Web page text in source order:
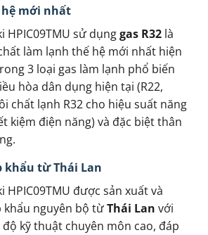
hệ mới nhất
HPIC09TMU sử dụnggas R32 là
làm lạnh thế hệ mới nhất hiện
3 loại gas làm lạnh phổ biến
hòa dân dụng hiện tại (R22,
chất lạnh R32 cho hiệu suất năng
kiệm điện năng) và đặc biệt thân
khẩu từ Thái Lan
HPIC09TMU được sản xuất và
khẩu nguyên bộ từThái Lan với
kỹ thuật chuyên môn cao, đáp